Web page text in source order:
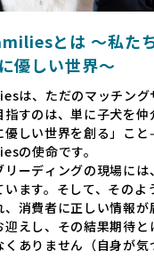
とは 〜私たち
優しい世界〜
は、ただのマッチング
すのは、単に子犬を仲
優しい世界を創る」こ
の使命です。
ーディングの現場には
ます。そして、そのよ
消費者に正しい情報が
迎えし、その結果期待
ありません（自身が気